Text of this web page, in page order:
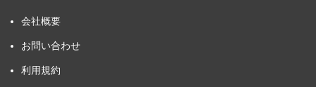
会社概要
お問い合わせ
利用規約